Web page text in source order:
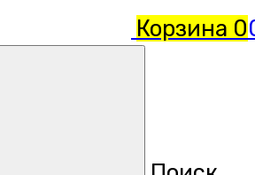
Корзина 0